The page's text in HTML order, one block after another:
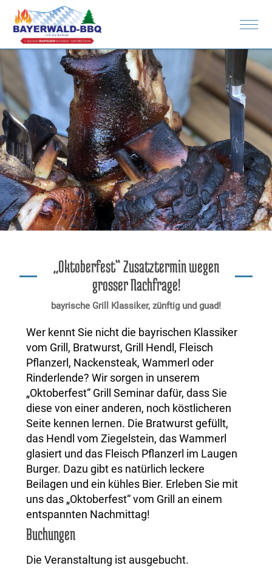
Rezepte
Spenden
Bilder
„Oktoberfest“ Zusatztermin wegen
grosser Nachfrage!
bayrische Grill Klassiker, zünftig und guad!
Wer kennt Sie nicht die bayrischen Klassiker
vom Grill, Bratwurst, Grill Hendl, Fleisch
Pflanzerl, Nackensteak, Wammerl oder
Rinderlende? Wir sorgen in unserem
„Oktoberfest“ Grill Seminar dafür, dass Sie
diese von einer anderen, noch köstlicheren
Seite kennen lernen. Die Bratwurst gefüllt,
das Hendl vom Ziegelstein, das Wammerl
glasiert und das Fleisch Pflanzerl im Laugen
Burger. Dazu gibt es natürlich leckere
Beilagen und ein kühles Bier. Erleben Sie mit
uns das „Oktoberfest“ vom Grill an einem
entspannten Nachmittag!
Buchungen
Die Veranstaltung ist ausgebucht.